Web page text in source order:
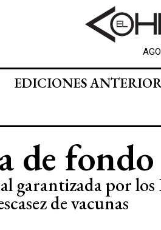
EDICIONES
de fondo
garantizada por los
de vacunas